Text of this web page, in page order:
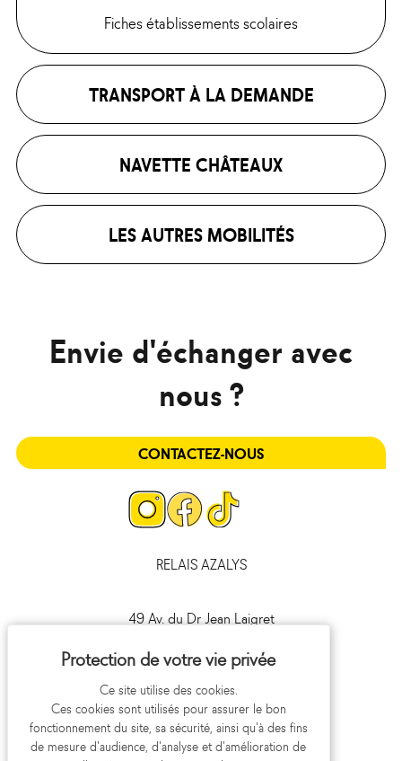
Fiches établissements scolaires
TRANSPORT À LA DEMANDE
NAVETTE CHÂTEAUX
LES AUTRES MOBILITÉS
Envie d'échanger avec
nous ?
CONTACTEZ-NOUS
Page
Instagram
Page
Facebook
RELAIS AZALYS
49 Av. du Dr Jean Laigret
09 693 693 41
Ce site utilise des cookies.
Ces cookies sont utilisés pour assurer le bon
fonctionnement du site, sa sécurité, ainsi qu'à des fins
de mesure d'audience, d'analyse et d'amélioration de